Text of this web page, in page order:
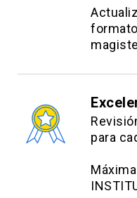
lectores.
para